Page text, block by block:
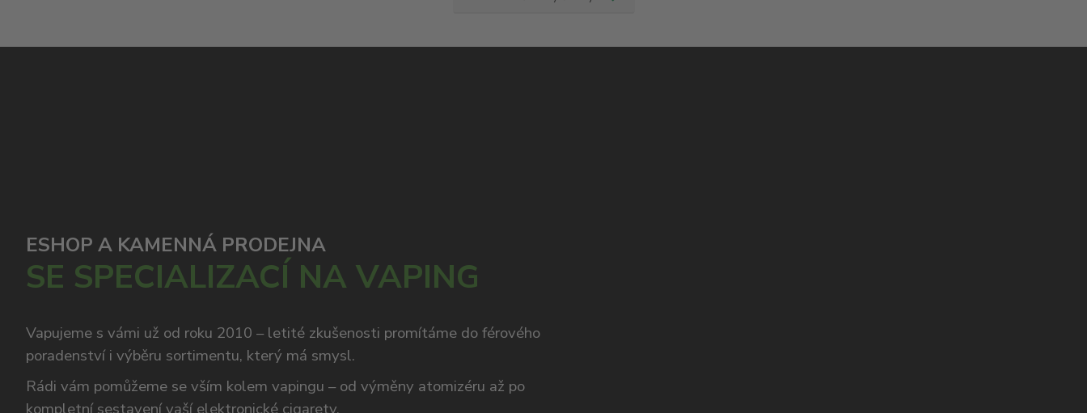
ESHOP A KAMENNÁ PRODEJNA
SE SPECIALIZACÍ NA VAPING
Vapujeme s vámi už od roku 2010 – letité zkušenosti promítáme do férového
poradenství i výběru sortimentu, který má smysl.
Rádi vám pomůžeme se vším kolem vapingu – od výměny atomizéru až po
kompletní sestavení vaší elektronické cigarety.